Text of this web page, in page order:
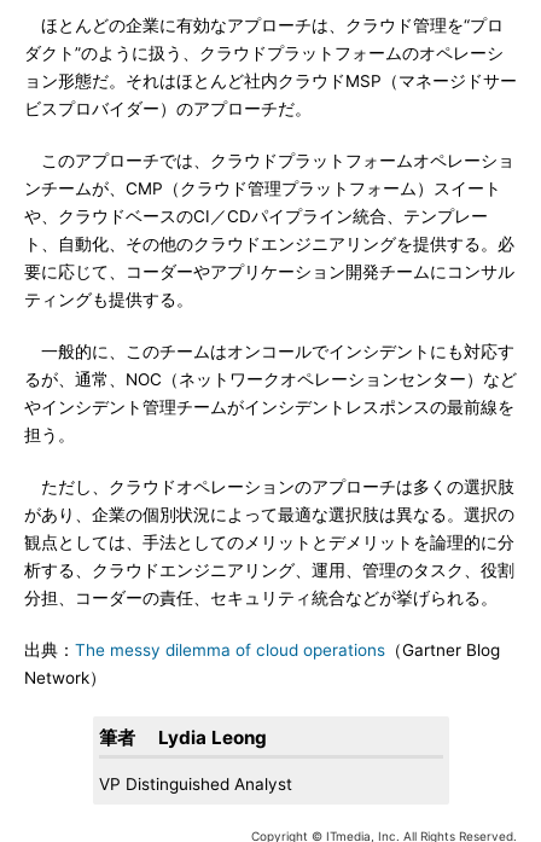
ほとんどの企業に有効なアプローチは、クラウド管理を“プロ
ダクト”のように扱う、クラウドプラットフォームのオペレーシ
ョン形態だ。それはほとんど社内クラウドMSP（マネージドサー
ビスプロバイダー）のアプローチだ。
このアプローチでは、クラウドプラットフォームオペレーショ
ンチームが、CMP（クラウド管理プラットフォーム）スイート
や、クラウドベースのCI／CDパイプライン統合、テンプレー
ト、自動化、その他のクラウドエンジニアリングを提供する。必
要に応じて、コーダーやアプリケーション開発チームにコンサル
ティングも提供する。
一般的に、このチームはオンコールでインシデントにも対応す
るが、通常、NOC（ネットワークオペレーションセンター）など
やインシデント管理チームがインシデントレスポンスの最前線を
担う。
ただし、クラウドオペレーションのアプローチは多くの選択肢
があり、企業の個別状況によって最適な選択肢は異なる。選択の
観点としては、手法としてのメリットとデメリットを論理的に分
析する、クラウドエンジニアリング、運用、管理のタスク、役割
分担、コーダーの責任、セキュリティ統合などが挙げられる。
出典： The messy dilemma of cloud operations （Gartner Blog
Network）
筆者 Lydia Leong
VP Distinguished Analyst
Copyright © ITmedia, Inc. All Rights Reserved.